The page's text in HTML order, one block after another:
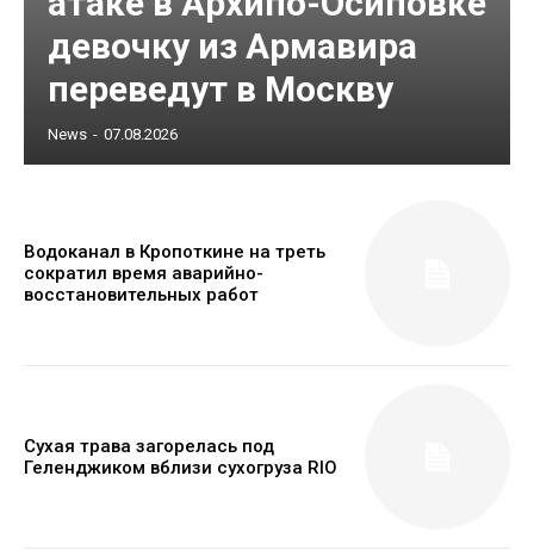
девочку из Армавира
переведут в Москву
News - 07.08.2026
Водоканал в Кропоткине на треть
сократил время аварийно-
восстановительных работ
Сухая трава загорелась под
Геленджиком вблизи сухогруза RIO